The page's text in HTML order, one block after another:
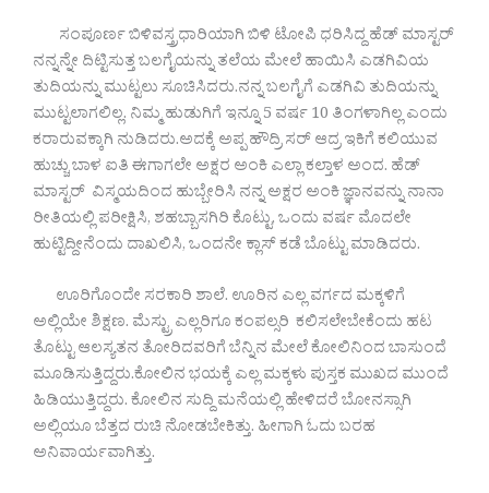
ಸಂಪೂರ್ಣ ಬಿಳಿವಸ್ತ್ರಧಾರಿಯಾಗಿ ಬಿಳಿ ಟೋಪಿ ಧರಿಸಿದ್ದ ಹೆಡ್ ಮಾಸ್ಟರ್
ನನ್ನನ್ನೇ ದಿಟ್ಟಿಸುತ್ತ ಬಲಗೈಯನ್ನು ತಲೆಯ ಮೇಲೆ ಹಾಯಿಸಿ ಎಡಗಿವಿಯ
ತುದಿಯನ್ನು ಮುಟ್ಟಲು ಸೂಚಿಸಿದರು.ನನ್ನ ಬಲಗೈಗೆ ಎಡಗಿವಿ ತುದಿಯನ್ನು
ಮುಟ್ಟಲಾಗಲಿಲ್ಲ. ನಿಮ್ಮ ಹುಡುಗಿಗೆ ಇನ್ನೂ 5 ವರ್ಷ 10 ತಿಂಗಳಾಗಿಲ್ಲ ಎಂದು
ಕರಾರುವಕ್ಕಾಗಿ ನುಡಿದರು.ಅದಕ್ಕೆ ಅಪ್ಪ ಹೌದ್ರಿ ಸರ್ ಆದ್ರ ಇಕಿಗೆ ಕಲಿಯುವ
ಹುಚ್ಚು ಬಾಳ ಐತಿ ಈಗಾಗಲೇ ಅಕ್ಷರ ಅಂಕಿ ಎಲ್ಲಾ ಕಲ್ತಾಳ ಅಂದ. ಹೆಡ್
ಮಾಸ್ಟರ್ ವಿಸ್ಮಯದಿಂದ ಹುಬ್ಬೇರಿಸಿ ನನ್ನ ಅಕ್ಷರ ಅಂಕಿ ಜ್ಞಾನವನ್ನು ನಾನಾ
ರೀತಿಯಲ್ಲಿ ಪರೀಕ್ಷಿಸಿ, ಶಹಬ್ಬಾಸಗಿರಿ ಕೊಟ್ಟು, ಒಂದು ವರ್ಷ ಮೊದಲೇ
ಹುಟ್ಟಿದ್ದೀನೆಂದು ದಾಖಲಿಸಿ, ಒಂದನೇ ಕ್ಲಾಸ್ ಕಡೆ ಬೊಟ್ಟು ಮಾಡಿದರು.
ಊರಿಗೊಂದೇ ಸರಕಾರಿ ಶಾಲೆ. ಊರಿನ ಎಲ್ಲ ವರ್ಗದ ಮಕ್ಕಳಿಗೆ
ಅಲ್ಲಿಯೇ ಶಿಕ್ಷಣ. ಮೆಸ್ಟ್ರು ಎಲ್ಲರಿಗೂ ಕಂಪಲ್ಸರಿ ಕಲಿಸಲೇಬೇಕೆಂದು ಹಟ
ತೊಟ್ಟು ಆಲಸ್ಯತನ ತೋರಿದವರಿಗೆ ಬೆನ್ನಿನ ಮೇಲೆ ಕೋಲಿನಿಂದ ಬಾಸುಂದೆ
ಮೂಡಿಸುತ್ತಿದ್ದರು.ಕೋಲಿನ ಭಯಕ್ಕೆ ಎಲ್ಲ ಮಕ್ಕಳು ಪುಸ್ತಕ ಮುಖದ ಮುಂದೆ
ಹಿಡಿಯುತ್ತಿದ್ದರು. ಕೋಲಿನ ಸುದ್ದಿ ಮನೆಯಲ್ಲಿ ಹೇಳಿದರೆ ಬೋನಸ್ಸಾಗಿ
ಅಲ್ಲಿಯೂ ಬೆತ್ತದ ರುಚಿ ನೋಡಬೇಕಿತ್ತು. ಹೀಗಾಗಿ ಓದು ಬರಹ
ಅನಿವಾರ್ಯವಾಗಿತ್ತು.